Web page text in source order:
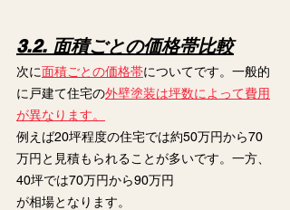
3.2. 面積ごとの価格帯比較
次に面積ごとの価格帯についてです。一般的
に戸建て住宅の外壁塗装は坪数によって費用
が異なります。
例えば20坪程度の住宅では約50万円から70
万円と見積もられることが多いです。一方、
40坪では70万円から90万円
が相場となります。